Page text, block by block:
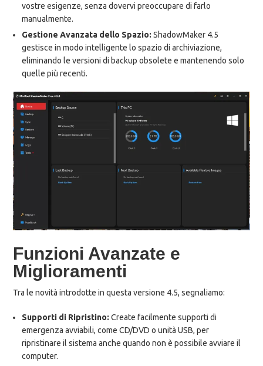
vostre esigenze, senza dovervi preoccupare di farlo
manualmente.
Gestione Avanzata dello Spazio: ShadowMaker 4.5
gestisce in modo intelligente lo spazio di archiviazione,
eliminando le versioni di backup obsolete e mantenendo solo
quelle più recenti.
Funzioni Avanzate e
Miglioramenti
Tra le novità introdotte in questa versione 4.5, segnaliamo:
Supporti di Ripristino: Create facilmente supporti di
emergenza avviabili, come CD/DVD o unità USB, per
ripristinare il sistema anche quando non è possibile avviare il
computer.